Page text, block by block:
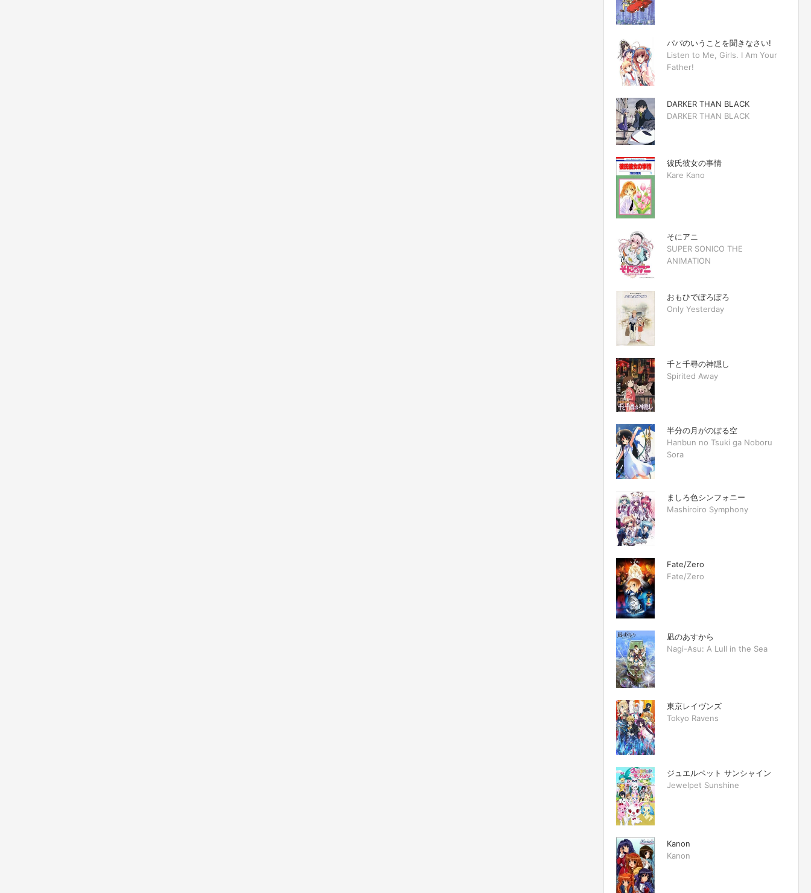
パパのいうことを聞きなさい!
Listen to Me, Girls. I Am Your
Father!
DARKER THAN BLACK
DARKER THAN BLACK
彼氏彼女の事情
Kare Kano
そにアニ
SUPER SONICO THE
ANIMATION
おもひでぽろぽろ
Only Yesterday
千と千尋の神隠し
Spirited Away
半分の月がのぼる空
Hanbun no Tsuki ga Noboru
Sora
ましろ色シンフォニー
Mashiroiro Symphony
Fate/Zero
Fate/Zero
凪のあすから
Nagi-Asu: A Lull in the Sea
東京レイヴンズ
Tokyo Ravens
ジュエルペット サンシャイン
Jewelpet Sunshine
Kanon
Kanon